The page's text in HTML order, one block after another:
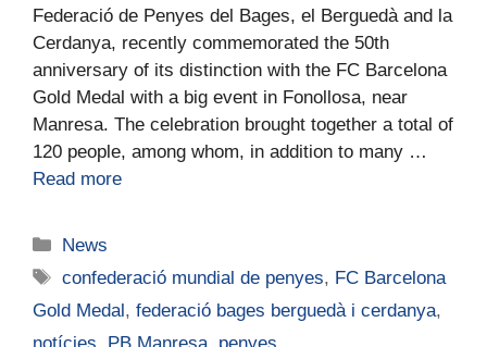
Federació de Penyes del Bages, el Berguedà and la
Cerdanya, recently commemorated the 50th
anniversary of its distinction with the FC Barcelona
Gold Medal with a big event in Fonollosa, near
Manresa. The celebration brought together a total of
120 people, among whom, in addition to many …
Read more
News
confederació mundial de penyes, FC Barcelona
Gold Medal, federació bages berguedà i cerdanya,